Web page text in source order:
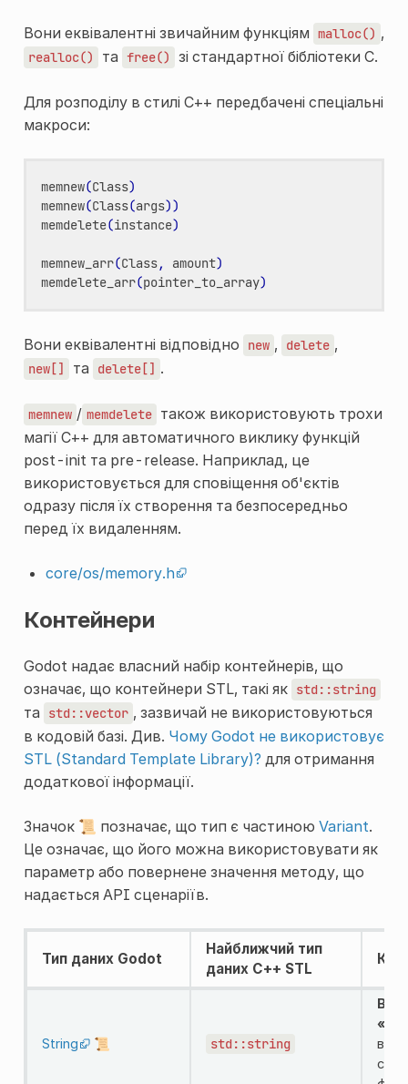
Вони еквівалентні звичайним функціям malloc() ,
realloc() та free() зі стандартної бібліотеки C.
Для розподілу в стилі C++ передбачені спеціальні
макроси:
memnew(Class)
memnew(Class(args))
memdelete(instance)
memnew_arr(Class, amount)
memdelete_arr(pointer_to_array)
Вони еквівалентні відповідно new , delete ,
new[] та delete[] .
memnew / memdelete також використовують трохи
магії C++ для автоматичного виклику функцій
post-init та pre-release. Наприклад, це
використовується для сповіщення об'єктів
одразу після їх створення та безпосередньо
перед їх видаленням.
core/os/memory.h
Контейнери
Godot надає власний набір контейнерів, що
означає, що контейнери STL, такі як std::string
та std::vector , зазвичай не використовуються
в кодовій базі. Див. Чому Godot не використовує
STL (Standard Template Library)? для отримання
додаткової інформації.
Значок 📜 позначає, що тип є частиною Variant.
Це означає, що його можна використовувати як
параметр або повернене значення методу, що
надається API сценаріїв.
Тип даних Godot
Найближчий тип
даних C++ STL
String 📜 std::string
«за